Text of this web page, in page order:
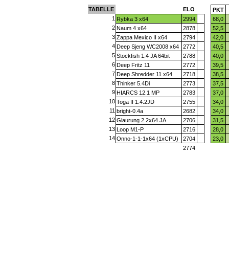
TABELLE ELO PKT
1 Rybka 3 x64 2994 68,0
2 Naum 4 x64 2878 52,5
3 Zappa Mexico II x64 2794 42,0
4 Deep Sjeng WC2008 x64 2772 40,5
5 Stockfish 1.4 JA 64bit 2788 40,0
6 Deep Fritz 11 2772 39,5
7 Deep Shredder 11 x64 2718 38,5
8 Thinker 5.4Di 2773 37,5
9 HIARCS 12.1 MP 2783 37,0
10 Toga II 1.4.2JD 2755 34,0
11 bright-0.4a 2682 34,0
12 Glaurung 2.2x64 JA 2706 31,5
13 Loop M1-P 2716 28,0
14 Onno-1-1-1x64 (1xCPU) 2704 23,0
2774